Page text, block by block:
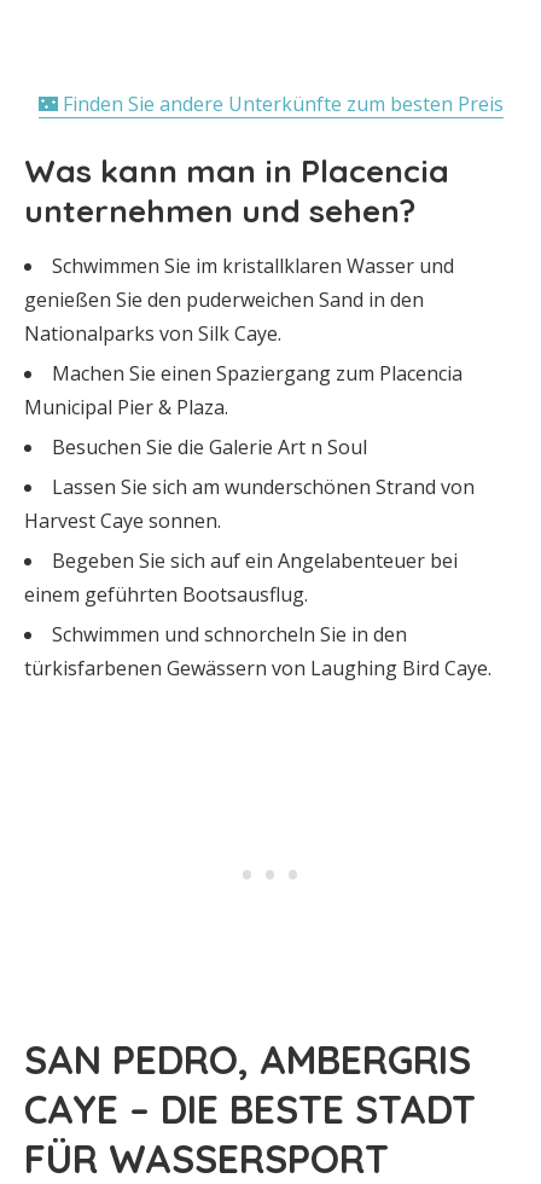
🌃 Finden Sie andere Unterkünfte zum besten Preis
Was kann man in Placencia
unternehmen und sehen?
Schwimmen Sie im kristallklaren Wasser und
genießen Sie den puderweichen Sand in den
Nationalparks von Silk Caye.
Machen Sie einen Spaziergang zum Placencia
Municipal Pier & Plaza.
Besuchen Sie die Galerie Art n Soul
Lassen Sie sich am wunderschönen Strand von
Harvest Caye sonnen.
Begeben Sie sich auf ein Angelabenteuer bei
einem geführten Bootsausflug.
Schwimmen und schnorcheln Sie in den
türkisfarbenen Gewässern von Laughing Bird Caye.
SAN PEDRO, AMBERGRIS
CAYE – DIE BESTE STADT
FÜR WASSERSPORT